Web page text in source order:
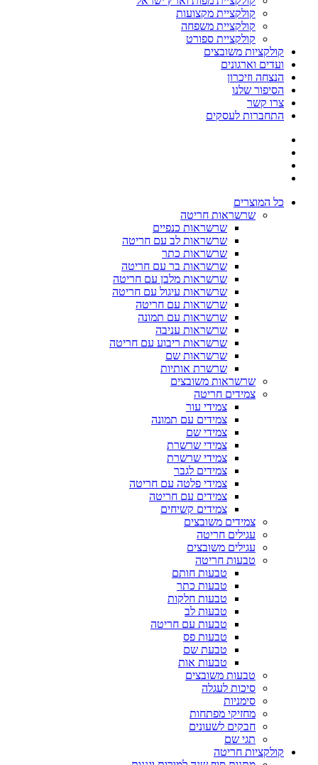
קולקציית מקצועות
קולקציית משפחה
קולקציית ספורט
קולקציות משובצים
ועדים וארגונים
הנצחה וזיכרון
הסיפור שלנו
צרו קשר
התחברות לעסקים
כל המוצרים
שרשראות חריטה
שרשראות כנפיים
שרשראות לב עם חריטה
שרשראות כתר
שרשראות בר עם חריטה
שרשראות מלבן עם חריטה
שרשראות עיגול עם חריטה
שרשראות עם חריטה
שרשראות עם תמונה
שרשראות עניבה
שרשראות ריבוע עם חריטה
שרשראות שם
שרשרת אותיות
שרשראות משובצים
צמידים חריטה
צמידי עור
צמידים עם תמונה
צמידי שם
צמידי שרשרת
צמידי שרשרת
צמידים לגבר
צמידי פלטה עם חריטה
צמידים עם חריטה
צמידים קשיחים
צמידים משובצים
עגילים חריטה
עגילים משובצים
טבעות חריטה
טבעות חותם
טבעות כתר
טבעות חלקות
טבעות לב
טבעות עם חריטה
טבעות פס
טבעת שם
טבעות אות
טבעות משובצים
סיכות לעגלה
סימניות
מחזיקי מפתחות
חבקים לשעונים
תגי שם
קולקציות חריטה